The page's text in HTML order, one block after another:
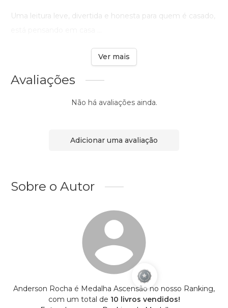
Uma leitura leve, divertida e honesta para quem é casado,
Ver mais
Avaliações
Não há avaliações ainda.
Adicionar uma avaliação
Sobre o Autor
Anderson Rocha é Medalha Ascensão no nosso Ranking,
com um total de 10 livros vendidos!